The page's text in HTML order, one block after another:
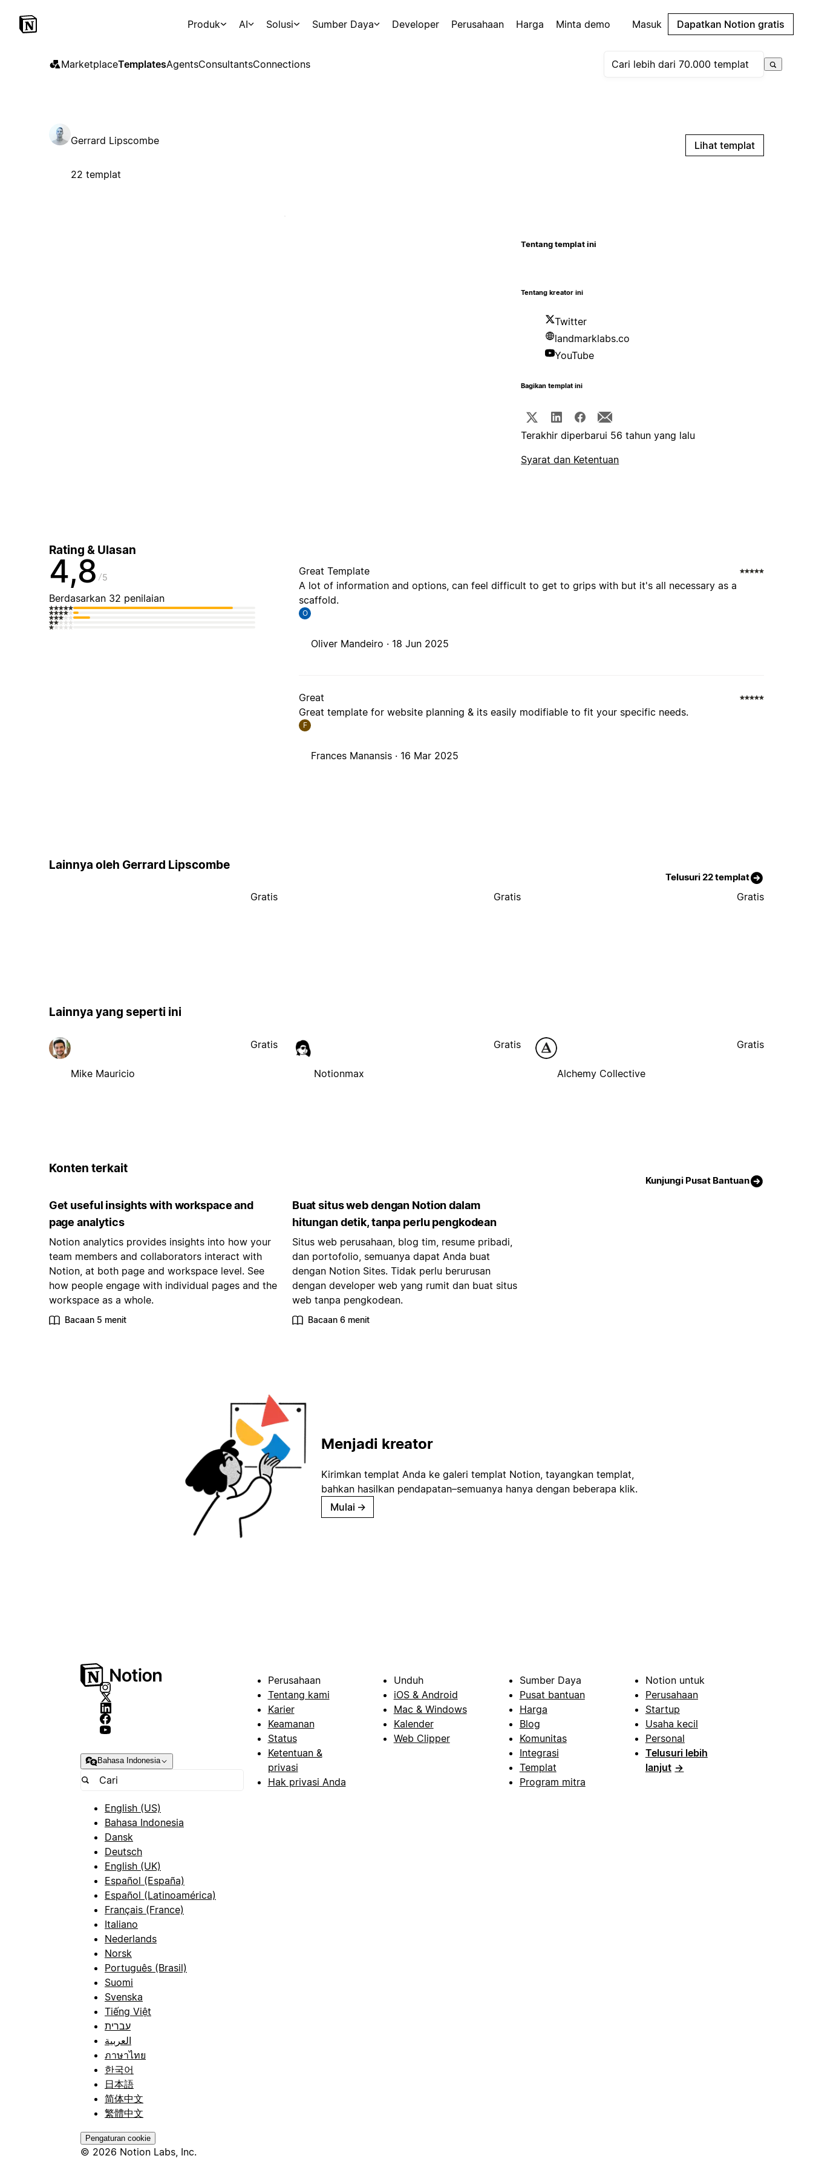
Produk AI Solusi Sumber Daya Developer Perusahaan Harga Minta demo Masuk Dapatkan Notion gratis
MarketplaceTemplatesAgentsConsultantsConnections
Gerrard Lipscombe
22 templat
Lihat templat
Tentang templat ini
Tentang kreator ini
Twitter
landmarklabs.co
YouTube
Bagikan templat ini
Terakhir diperbarui 56 tahun yang lalu
Syarat dan Ketentuan
Rating & Ulasan
4,8 5
Berdasarkan 32 penilaian
Great Template
A lot of information and options, can feel difficult to get to grips with but it's all necessary as a
scaffold.
O
Oliver Mandeiro · 18 Jun 2025
Great
Great template for website planning & its easily modifiable to fit your specific needs.
F
Frances Manansis · 16 Mar 2025
Lainnya oleh Gerrard Lipscombe
Telusuri 22 templat
Gratis Gratis Gratis
Lainnya yang seperti ini
Mike Mauricio
Gratis
Notionmax
Gratis
Alchemy Collective
Gratis
Konten terkait
Kunjungi Pusat Bantuan
Get useful insights with workspace and
page analytics
Notion analytics provides insights into how your
team members and collaborators interact with
Notion, at both page and workspace level. See
how people engage with individual pages and the
workspace as a whole.
Bacaan 5 menit
Buat situs web dengan Notion dalam
hitungan detik, tanpa perlu pengkodean
Situs web perusahaan, blog tim, resume pribadi,
dan portofolio, semuanya dapat Anda buat
dengan Notion Sites. Tidak perlu berurusan
dengan developer web yang rumit dan buat situs
web tanpa pengkodean.
Bacaan 6 menit
Menjadi kreator
Kirimkan templat Anda ke galeri templat Notion, tayangkan templat,
bahkan hasilkan pendapatan–semuanya hanya dengan beberapa klik.
Mulai →
Bahasa Indonesia
English (US)
Bahasa Indonesia
Dansk
Deutsch
English (UK)
Español (España)
Español (Latinoamérica)
Français (France)
Italiano
Nederlands
Norsk
Português (Brasil)
Suomi
Svenska
Tiếng Việt
עברית
العربية
ภาษาไทย
한국어
日本語
简体中文
繁體中文
Pengaturan cookie
© 2026 Notion Labs, Inc.
Perusahaan
Tentang kami
Karier
Keamanan
Status
Ketentuan &
privasi
Hak privasi Anda
Unduh
iOS & Android
Mac & Windows
Kalender
Web Clipper
Sumber Daya
Pusat bantuan
Harga
Blog
Komunitas
Integrasi
Templat
Program mitra
Notion untuk
Perusahaan
Startup
Usaha kecil
Personal
Telusuri lebih
lanjut →